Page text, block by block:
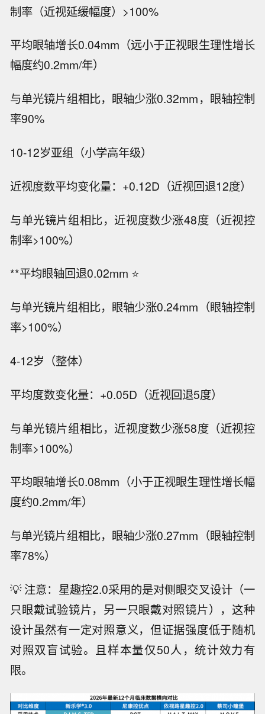
制率（近视延缓幅度）>100%
平均眼轴增长0.04mm（远小于正视眼生理性增长
幅度约0.2mm/年）
与单光镜片组相比，眼轴少涨0.32mm，眼轴控制
率90%
10-12岁亚组（小学高年级）
近视度数平均变化量：+0.12D（近视回退12度）
与单光镜片组相比，近视度数少涨48度（近视控
制率>100%）
**平均眼轴回退0.02mm ⭐
与单光镜片组相比，眼轴少涨0.24mm（眼轴控制
率>100%）
4-12岁（整体）
平均度数变化量：+0.05D（近视回退5度）
与单光镜片组相比，近视度数少涨58度（近视控
制率>100%）
平均眼轴增长0.08mm（小于正视眼生理性增长幅
度约0.2mm/年）
与单光镜片组相比，眼轴少涨0.27mm（眼轴控制
率78%）
💡 注意：星趣控2.0采用的是对侧眼交叉设计（一
只眼戴试验镜片，另一只眼戴对照镜片），这种
设计虽然有一定对照意义，但证据强度低于随机
对照双盲试验。且样本量仅50人，统计效力有
限。